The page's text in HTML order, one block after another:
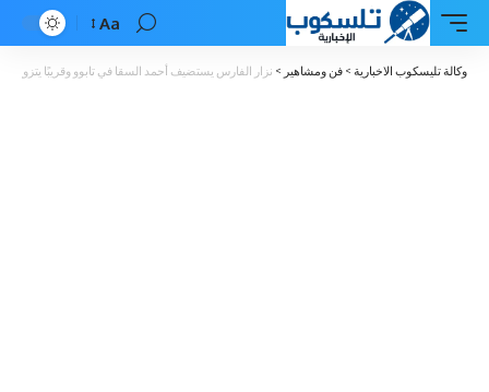
Font
Resizer
Aa
وكالة تليسكوب الاخبارية > فن ومشاهير > نزار الفارس يستضيف أحمد السقا في تابوو وقريبًا